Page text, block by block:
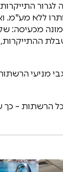
לתוקף ב-1 בינואר 2025, הייתה
ללא מע"מ.
מכעיסה:
הרשתות
הרשתות – כך